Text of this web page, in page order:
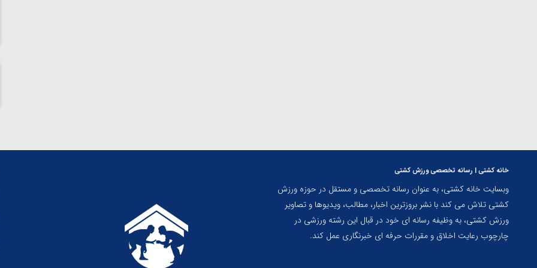
خانه کشتی | رسانه تخصصی ورزش کشتی
وبسایت خانه کشتی، به عنوان رسانه تخصصی و مستقل در حوزه ورزش
کشتی تلاش می کند با نشر بروزترین اخبار، مطالب، ویدیوها و تصاویر
ورزش کشتی، به وظیفه رسانه ای خود در قبال این رشته ورزشی در
چارچوب رعایت اخلاق و مقررات حرفه ای خبرنگاری عمل کند.